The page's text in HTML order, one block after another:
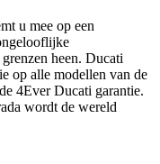
u mee op een
heen. Ducati
op alle modellen van de
4Ever Ducati garantie.
wordt de wereld